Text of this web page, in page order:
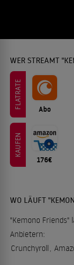
WER STREAMT
FLATRATE Abo
KAUFEN
176€
WO LÄUFT
"Kemono
Anbietern:
Crunchyroll